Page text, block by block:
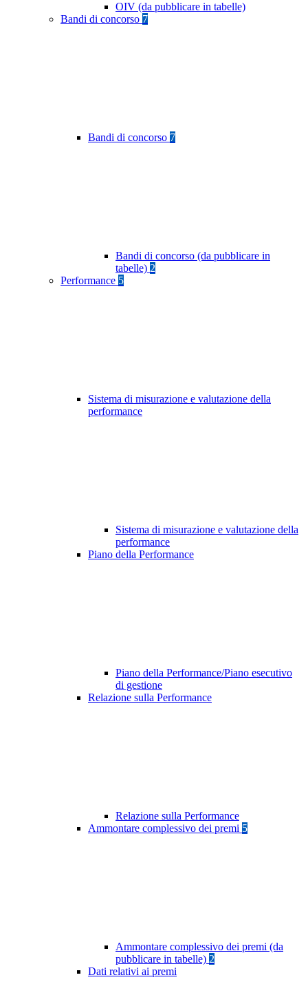
OIV (da pubblicare in tabelle)
Bandi di concorso 7
Bandi di concorso 7
Bandi di concorso (da pubblicare in
tabelle) 2
Performance 5
Sistema di misurazione e valutazione della
performance
Sistema di misurazione e valutazione della
performance
Piano della Performance
Piano della Performance/Piano esecutivo
di gestione
Relazione sulla Performance
Relazione sulla Performance
Ammontare complessivo dei premi 5
Ammontare complessivo dei premi (da
pubblicare in tabelle) 2
Dati relativi ai premi